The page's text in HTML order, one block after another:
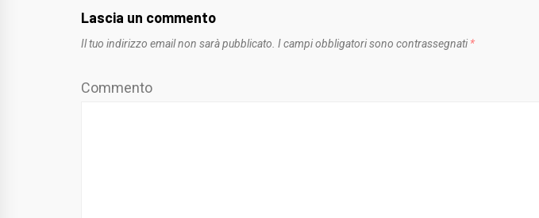
Lascia un commento
Il tuo indirizzo email non sarà pubblicato. I campi obbligatori sono contrassegnati *
Commento